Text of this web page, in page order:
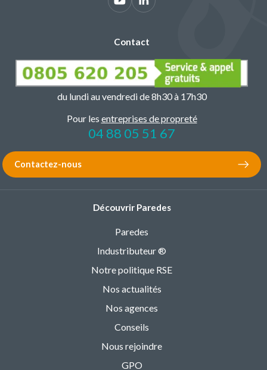
Contact
du lundi au vendredi de 8h30 à 17h30
Pour les entreprises de propreté
04 88 05 51 67
Contactez-nous
Découvrir Paredes
Paredes
Industributeur ®
Notre politique RSE
Nos actualités
Nos agences
Conseils
Nous rejoindre
GPO